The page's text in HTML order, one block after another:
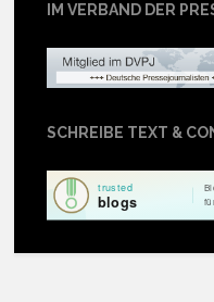
IM VERBAND DER
SCHREIBE TEXT &